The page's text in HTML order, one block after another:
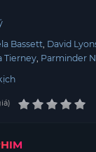
Bassett David
Tierney Parminder